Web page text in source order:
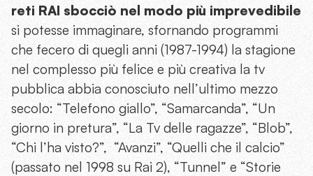
reti RAI sbocciò nel modo più imprevedibile
si potesse immaginare, sfornando programmi
che fecero di quegli anni (1987-1994) la stagione
nel complesso più felice e più creativa la tv
pubblica abbia conosciuto nell’ultimo mezzo
secolo: “Telefono giallo”, “Samarcanda”, “Un
giorno in pretura”, “La Tv delle ragazze”, “Blob”,
“Chi l’ha visto?”, “Avanzi”, “Quelli che il calcio”
(passato nel 1998 su Rai 2), “Tunnel” e “Storie